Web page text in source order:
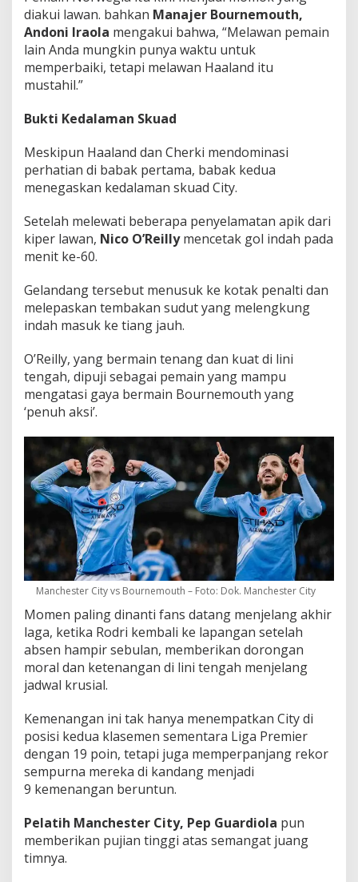
diakui lawan. bahkan Manajer Bournemouth,
Andoni Iraola mengakui bahwa, “Melawan pemain
lain Anda mungkin punya waktu untuk
memperbaiki, tetapi melawan Haaland itu
mustahil.”
Bukti Kedalaman Skuad
Meskipun Haaland dan Cherki mendominasi
perhatian di babak pertama, babak kedua
menegaskan kedalaman skuad City.
Setelah melewati beberapa penyelamatan apik dari
kiper lawan, Nico O’Reillymencetak gol indah pada
menit ke-60.
Gelandang tersebut menusuk ke kotak penalti dan
melepaskan tembakan sudut yang melengkung
indah masuk ke tiang jauh.
O’Reilly, yang bermain tenang dan kuat di lini
tengah, dipuji sebagai pemain yang mampu
mengatasi gaya bermain Bournemouth yang
‘penuh aksi’.
Manchester City vs Bournemouth – Foto: Dok. Manchester City
Momen paling dinanti fans datang menjelang akhir
laga, ketika Rodri kembali ke lapangan setelah
absen hampir sebulan, memberikan dorongan
moral dan ketenangan di lini tengah menjelang
jadwal krusial.
Kemenangan ini tak hanya menempatkan City di
posisi kedua klasemen sementara Liga Premier
dengan 19 poin, tetapi juga memperpanjang rekor
sempurna mereka di kandang menjadi
9 kemenangan beruntun.
Pelatih Manchester City, Pep Guardiola pun
memberikan pujian tinggi atas semangat juang
timnya.